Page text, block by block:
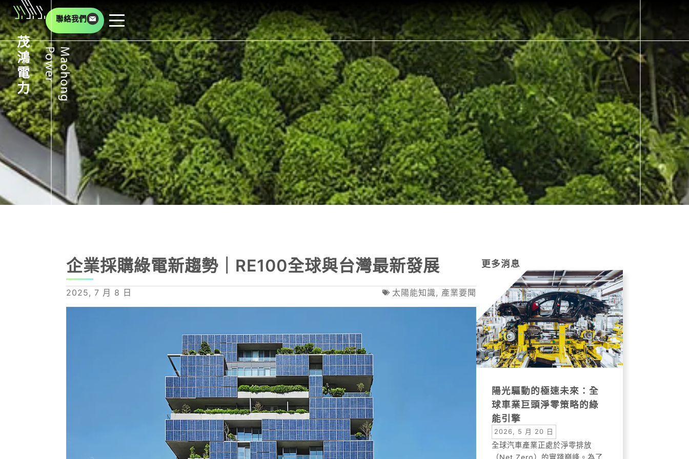
茂
鴻
電
力
聯絡我們
企業採購綠電新趨勢｜RE100全球與台灣最新發展
2025, 7 月 8 日 太陽能知識, 產業要聞
更多消息
陽光驅動的極速未來：全
球車業巨頭淨零策略的綠
能引擎
2026, 5 月 20 日
全球汽車產業正處於淨零排放
（Net Zero）的實踐巔峰。為了